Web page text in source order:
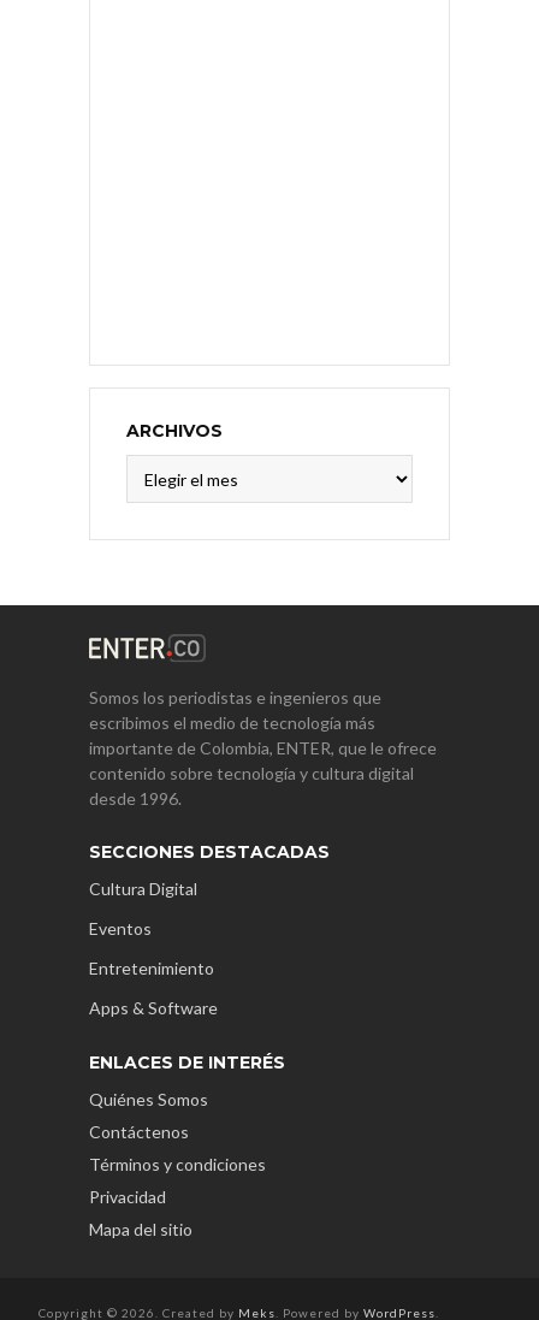
ARCHIVOS
Somos los periodistas e ingenieros que
escribimos el medio de tecnología más
importante de Colombia, ENTER, que le ofrece
contenido sobre tecnología y cultura digital
desde 1996.
SECCIONES DESTACADAS
Cultura Digital
Eventos
Entretenimiento
Apps & Software
ENLACES DE INTERÉS
Quiénes Somos
Contáctenos
Términos y condiciones
Privacidad
Mapa del sitio
Copyright © 2026. Created by Meks . Powered by WordPress